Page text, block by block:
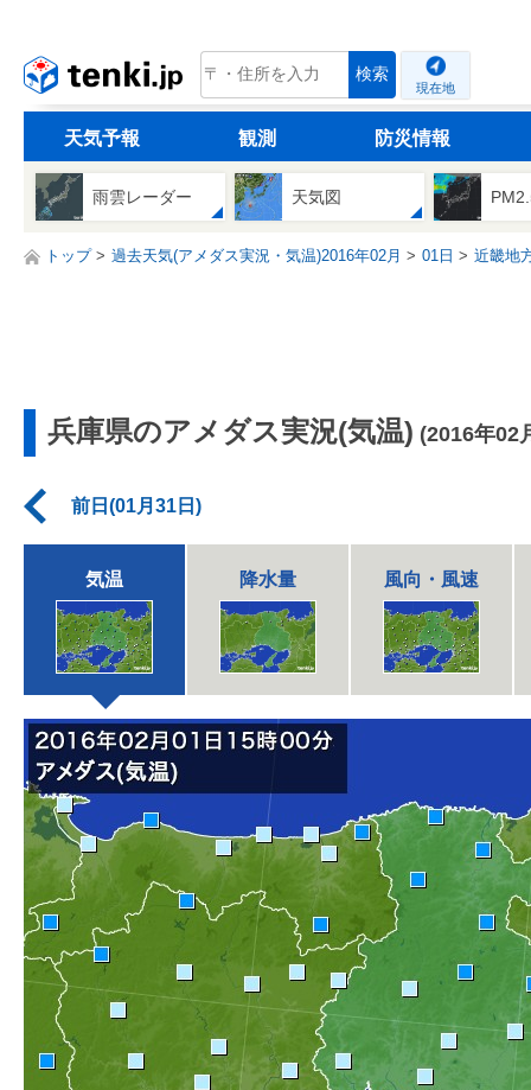
tenki.jp 検索
現在地
天気予報 観測 防災情報
雨雲レーダー 天気図
トップ 過去天気(アメダス実況・気温)2016年02月 01日 近畿地
兵庫県のアメダス実況(気温) (2016年02
前日(01月31日)
気温 降水量 風向・風速